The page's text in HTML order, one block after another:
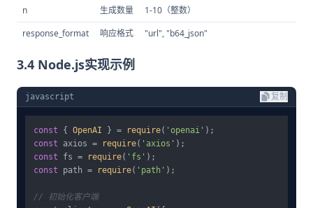
n
生成数量
1-10（整数）
response_format
响应格式 "url", "b64_json"
3.4 Node.js实现示例
javascript 复制
const { OpenAI } = require( 'openai'
const axios = require( 'axios'
const fs = require( 'fs'
const path = require( 'path' );
// 初始化客户端